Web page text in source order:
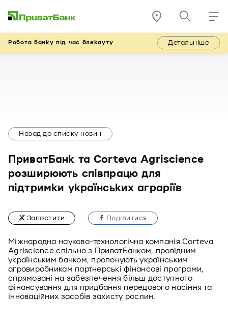
Робота банку під час блекауту Детальніше
Назад до списку новин
ПриватБанк та Corteva Agriscience
розширюють співпрацю для
підтримки українських аграріїв
Запостити Подiлитися
Міжнародна науково-технологічна компанія Corteva
Agriscience спільно з ПриватБанком, провідним
українським банком, пропонують українським
агровиробникам партнерські фінансові програми,
спрямовані на забезпечення більш доступного
фінансування для придбання передового насіння та
інноваційних засобів захисту рослин.